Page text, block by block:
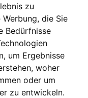
zu
die Sie
Bedürfnisse
um Ergebnisse
woher
oder um
zu entwickeln.
werben?
2226600